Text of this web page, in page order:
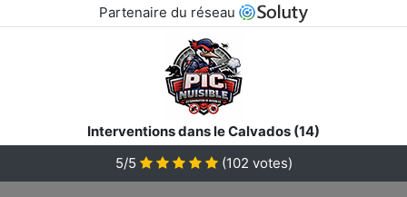
Partenaire du réseau
Interventions dans le Calvados (14)
5/5
(102 votes)